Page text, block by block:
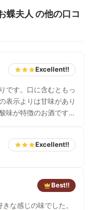
蝶夫人 の他の口コ
Excellent!!
です。口に含むともっ
表示よりは甘味があり
味が特徴のお酒です。
ていますが、こういう
本酒好きだけど、ちょ
Excellent!!
Best!!
栃木県産夢ささら 好きな感じの味でした。